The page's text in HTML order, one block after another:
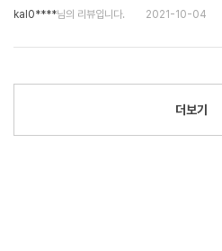
kal0****님의 리뷰입니다. 2021-10-04
더보기